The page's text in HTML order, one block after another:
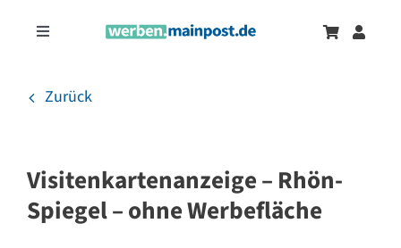
InhaltToggle
Onlinewerbung
Zurück
Visitenkartenanzeige – Rhön-
Spiegel – ohne Werbefläche